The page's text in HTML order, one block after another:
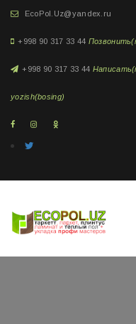
EcoPol.Uz@yandex.ru
+998 90 317 33 44
+998 90 317 33 44
yozish(bosing)